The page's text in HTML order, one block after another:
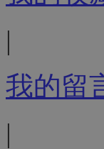
|
我的留
|